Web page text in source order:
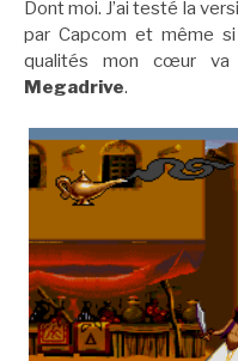
Dont moi. J’ai testé la
par Capcom et même
qualités mon cœur
Megadrive.